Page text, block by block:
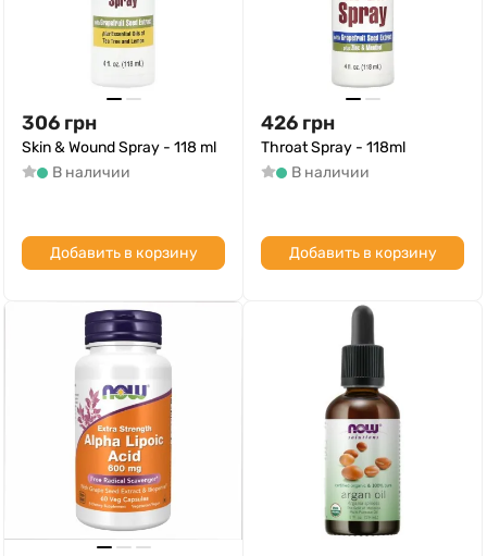
306 грн
Skin & Wound Spray - 118 ml
В наличии
Добавить в корзину
426 грн
Throat Spray - 118ml
В наличии
Добавить в корзину